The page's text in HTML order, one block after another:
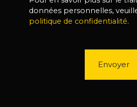
données personnelles,
politique de confidentialité.
Envoyer